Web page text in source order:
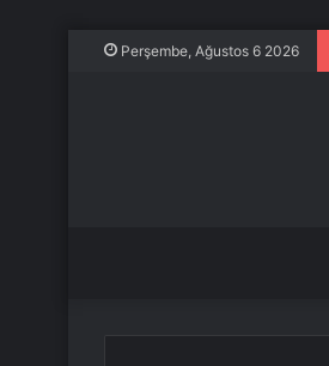
Perşembe, Ağustos 6 2026